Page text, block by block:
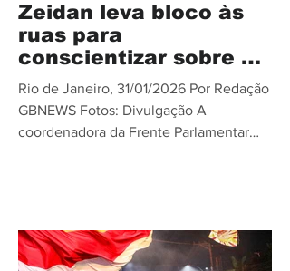
Zeidan leva bloco às
ruas para
conscientizar sobre o
combate ao assédio
contra mulheres
Rio de Janeiro, 31/01/2026 Por Redação
GBNEWS Fotos: Divulgação A
coordenadora da Frente Parlamentar
importância de brincar o carnaval sem
cometer crimes. A iniciativa tem como